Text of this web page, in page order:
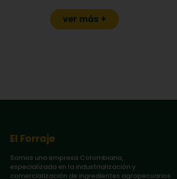
ver más +
El Forraje
Somos una empresa Colombiana,
especializada en la industrialización y
comercialización de ingredientes agropecuarios